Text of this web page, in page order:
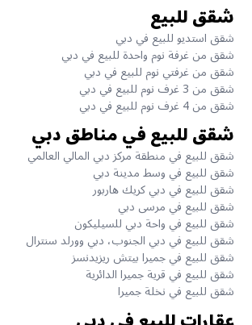
شقق للبيع
شقق استديو للبيع في دبي
شقق من غرفة نوم واحدة للبيع في دبي
شقق من غرفتي نوم للبيع في دبي
شقق من 3 غرف نوم للبيع في دبي
شقق من 4 غرف نوم للبيع في دبي
شقق للبيع في مناطق دبي
شقق للبيع في منطقة مركز دبي المالي العالمي
شقق للبيع في وسط مدينة دبي
شقق للبيع في دبي كريك هاربور
شقق للبيع في مرسى دبي
شقق للبيع في واحة دبي للسيليكون
شقق للبيع في دبي الجنوب، دبي وورلد سنترال
شقق للبيع في جميرا بيتش ريزيدنسز
شقق للبيع في قرية جميرا الدائرية
شقق للبيع في نخلة جميرا